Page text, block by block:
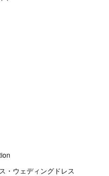
・ウェディングドレス